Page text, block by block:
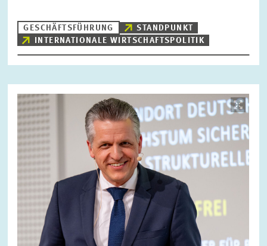
GESCHÄFTSFÜHRUNG
STANDPUNKT
INTERNATIONALE WIRTSCHAFTSPOLITIK
Bild
öffnet
in
vergrößerter
Ansicht